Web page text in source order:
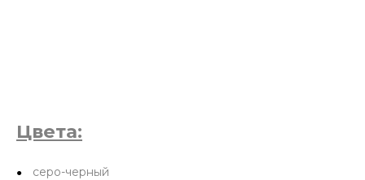
Цвета:
серо-черный